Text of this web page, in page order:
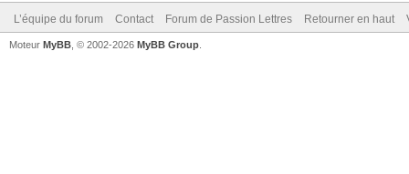
L’équipe du forum Contact Forum de Passion Lettres Retourner en haut
Moteur MyBB , © 2002-2026 MyBB Group